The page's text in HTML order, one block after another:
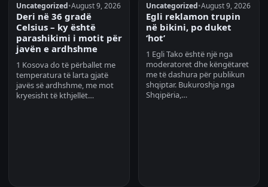
Uncategorized•August 9, 2026
Deri në 36 gradë
Celsius – ky është
parashikimi i motit për
javën e ardhshme
1 Kosova do të përballet me
temperatura të larta gjatë
javës së ardhshme, me mot
kryesisht të kthjellët…
Uncategorized•August 9, 2026
Egli reklamon trupin
në bikini, po duket
‘hot’
1 Egli Tako është një nga
moderatoret dhe këngëtaret
me të dashura për publikun
shqiptar. Bukuroshja nga
Shqipëria,…